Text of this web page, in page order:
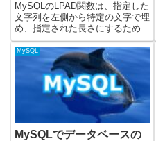
MySQLのLPAD関数は、指定した
文字列を左側から特定の文字で埋
め、指定された長さにするために
使用されます。「桁数がバラバラ
なIDを見やすく整えたい」「ゼロ
埋めされた注文番号を作りたい」
そんなときに役立つのがLPAD関
数です。数値データの...
MySQL
MySQLでデータベースの